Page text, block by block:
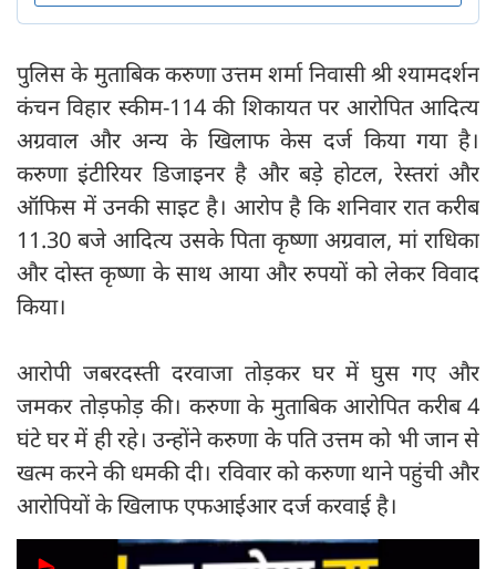
पुलिस के मुताबिक करुणा उत्तम शर्मा निवासी श्री श्यामदर्शन
कंचन विहार स्कीम-114 की शिकायत पर आरोपित आदित्य
अग्रवाल और अन्य के खिलाफ केस दर्ज किया गया है।
करुणा इंटीरियर डिजाइनर है और बड़े होटल, रेस्तरां और
ऑफिस में उनकी साइट है। आरोप है कि शनिवार रात करीब
11.30 बजे आदित्य उसके पिता कृष्णा अग्रवाल, मां राधिका
और दोस्त कृष्णा के साथ आया और रुपयों को लेकर विवाद
किया।
आरोपी जबरदस्ती दरवाजा तोड़कर घर में घुस गए और
जमकर तोड़फोड़ की। करुणा के मुताबिक आरोपित करीब 4
घंटे घर में ही रहे। उन्होंने करुणा के पति उत्तम को भी जान से
खत्म करने की धमकी दी। रविवार को करुणा थाने पहुंची और
आरोपियों के खिलाफ एफआईआर दर्ज करवाई है।